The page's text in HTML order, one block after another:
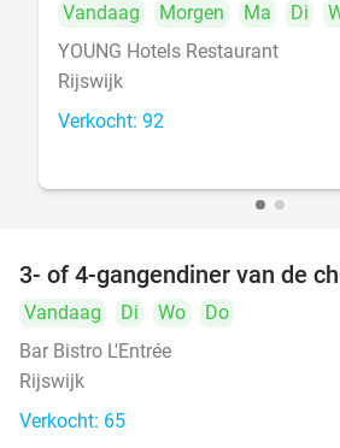
Vandaag
Morgen Ma Di
YOUNG Hotels Restaurant
Rijswijk
Verkocht: 92
3- of 4-gangendiner van de
Vandaag Di Wo
Do
Bar Bistro L'Entrée
Rijswijk
Verkocht: 65